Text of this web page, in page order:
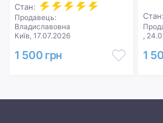
Стан:
Продавець:
Владиславовна
Київ, 17.07.2026
1 500 грн
Стан:
,
1